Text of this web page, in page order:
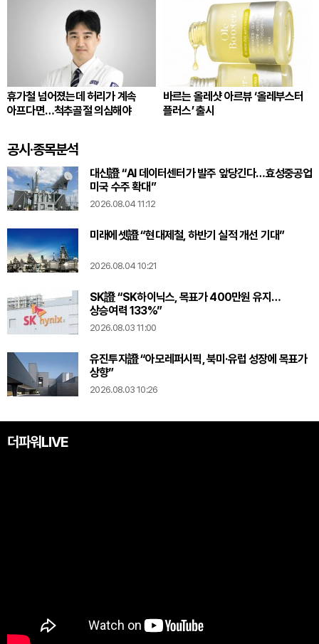
휴가철 넘어졌는데 허리가 계속
아프다면…척추골절 의심해야
바르는 올레샷 아르뷰 ‘올레부스터
플러스’ 출시
공시·종목분석
대신證 “AI 데이터센터가 발주 앞당긴다…효성중공업
미국 수주 확대”
2026.08.04 11:12
미래에셋證 “현대제철, 하반기 실적 개선 기대”
2026.08.04 10:21
SK證 “SK하이닉스, 목표가 400만원 유지…
상승여력 133%”
2026.08.03 11:00
유진투자證 “아모레퍼시픽, 북미·유럽 성장에 목표가
상향”
2026.08.03 10:26
더파워LIVE